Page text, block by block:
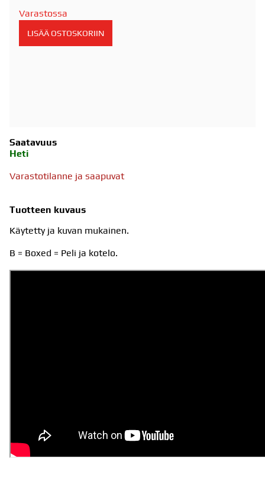
Varastossa
Saatavuus
Heti
Varastotilanne ja saapuvat
Tuotteen kuvaus
Käytetty ja kuvan mukainen.
B = Boxed = Peli ja kotelo.